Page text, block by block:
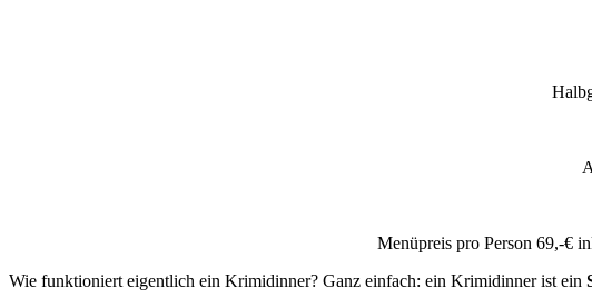
Menüpreis pro Person 69,-€
Wie funktioniert eigentlich ein Krimidinner? Ganz einfach: ein Krimidinner ist ein